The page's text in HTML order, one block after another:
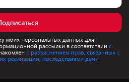
моих персональных данных для
рассылки в соответствии с
с разъяснением прав, связанных с
реализации, последствиями дачи